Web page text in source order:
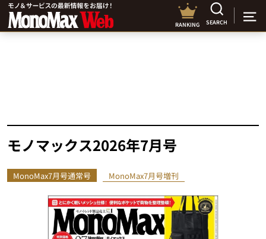
RANKING SEARCH
モノマックス2026年7月号
MonoMax7月号通常号 MonoMax7月号増刊